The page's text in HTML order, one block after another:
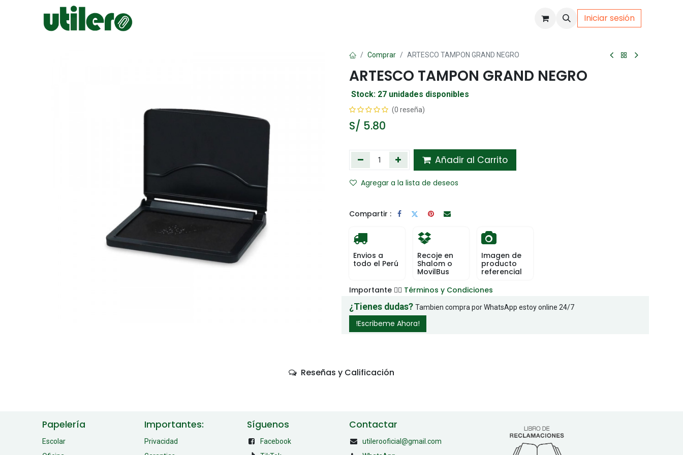
Iniciar sesión
Comprar ARTESCO TAMPON GRAND NEGRO
ARTESCO TAMPON GRAND NEGRO
Stock: 27 unidades disponibles
(0 reseña)
S/ 5.80
Añadir al Carrito
Agregar a la lista de deseos
Compartir :
Envios a
todo el Perú
Recoje en
Shalom o
MovilBus
Imagen de
producto
referencial
Importante 👉🏻 Términos y Condiciones
¿Tienes dudas? Tambien compra por WhatsApp estoy online 24/7
!Escribeme Ahora!
Reseñas y Calificación
Papelería
Escolar
Importantes:
Privacidad
Síguenos
Facebook
Contactar
utilerooficial@gmail.com